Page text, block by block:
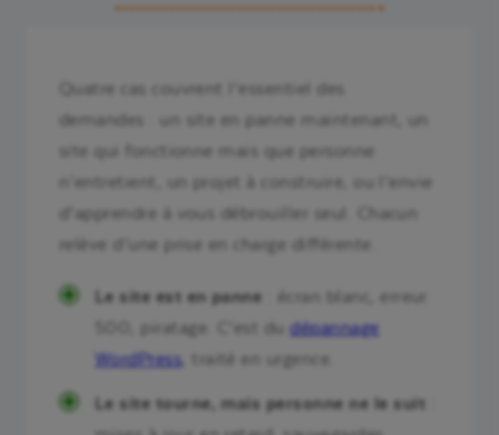
Quatre cas couvrent l’essentiel des
demandes : un site en panne maintenant, un
site qui fonctionne mais que personne
n’entretient, un projet à construire, ou l’envie
d’apprendre à vous débrouiller seul. Chacun
relève d’une prise en charge différente.
Le site est en panne : écran blanc, erreur
500, piratage. C’est dudépannage
WordPress, traité en urgence.
Le site tourne, mais personne ne le suit